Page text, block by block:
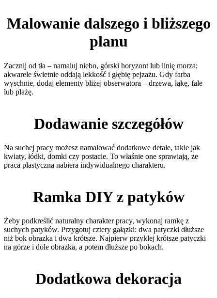
Malowanie dalszego i bliższego
planu
Zacznij od tła – namaluj niebo, górski horyzont lub linię morza;
akwarele świetnie oddają lekkość i głębię pejzażu. Gdy farba
wyschnie, dodaj elementy bliżej obserwatora – drzewa, łąkę, fale
lub plażę.
Dodawanie szczegółów
Na suchej pracy możesz namalować dodatkowe detale, takie jak
kwiaty, łódki, domki czy postacie. To właśnie one sprawiają, że
praca plastyczna nabiera indywidualnego charakteru.
Ramka DIY z patyków
Żeby podkreślić naturalny charakter pracy, wykonaj ramkę z
suchych patyków. Przygotuj cztery gałązki: dwa patyczki dłuższe
niż bok obrazka i dwa krótsze. Najpierw przyklej krótsze patyczki
na górze i dole obrazka, a potem dłuższe po bokach.
Dodatkowa dekoracja